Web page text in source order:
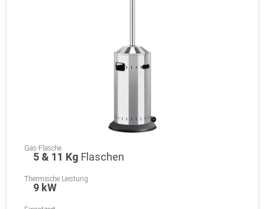
Gas-Flasche
5 & 11 Kg Flaschen
Thermische Leistung
9 kW